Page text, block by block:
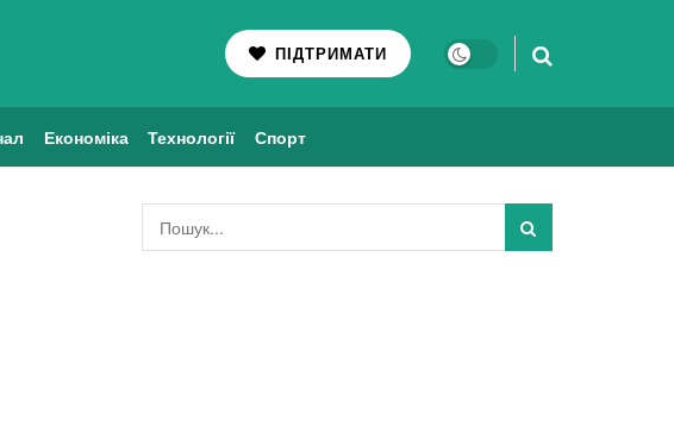
ПІДТРИМАТИ
Економіка Технології Спорт